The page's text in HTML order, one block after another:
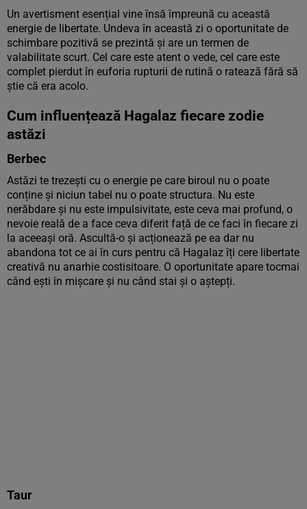
Un avertisment esențial vine însă împreună cu această
energie de libertate. Undeva în această zi o oportunitate de
schimbare pozitivă se prezintă și are un termen de
valabilitate scurt. Cel care este atent o vede, cel care este
complet pierdut în euforia rupturii de rutină o ratează fără să
știe că era acolo.
Cum influențează Hagalaz fiecare zodie
astăzi
Berbec
Astăzi te trezești cu o energie pe care biroul nu o poate
conține și niciun tabel nu o poate structura. Nu este
nerăbdare și nu este impulsivitate, este ceva mai profund, o
nevoie reală de a face ceva diferit față de ce faci în fiecare zi
la aceeași oră. Ascultă-o și acționează pe ea dar nu
abandona tot ce ai în curs pentru că Hagalaz îți cere libertate
creativă nu anarhie costisitoare. O oportunitate apare tocmai
când ești în mișcare și nu când stai și o aștepți.
Taur